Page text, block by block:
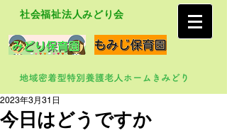
社会福祉法人みどり会
今日はどうですか
2023年3月31日